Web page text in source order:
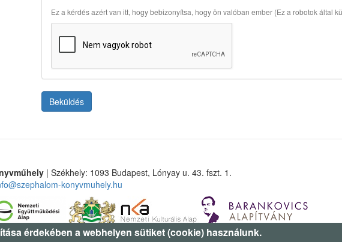
Ez a kérdés azért van itt, hogy bebizonyítsa, hogy ön valóban ember (Ez a robotok által
Beküldés
| Székhely: 1093 Budapest, Lónyay u. 43. fszt. 1.
konyvmuhely.hu
érdekében a webhelyen sütiket (cookie) használunk.